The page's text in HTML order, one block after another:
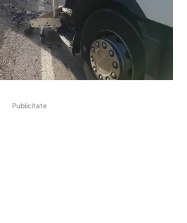
Publicitate